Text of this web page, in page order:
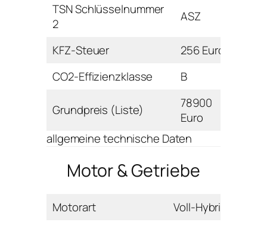
TSN Schlüsselnummer
2
ASZ
KFZ-Steuer
256 Euro
CO2-Effizienzklasse
B
Grundpreis (Liste)
78900
Euro
allgemeine technische Daten
Motor & Getriebe
Motorart
Voll-Hybrid